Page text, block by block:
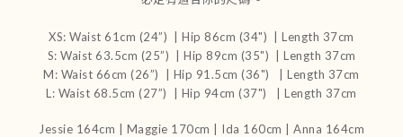
XS: Waist 61cm (24”) | Hip 86cm (34") | Length 37cm
S: Waist 63.5cm (25”) | Hip 89cm (35") | Length 37cm
M: Waist 66cm (26”) | Hip 91.5cm (36") | Length 37cm
L: Waist 68.5cm (27”) | Hip 94cm (37") | Length 37cm
Jessie 164cm Maggie 170cm | Ida 160cm | Anna 164cm